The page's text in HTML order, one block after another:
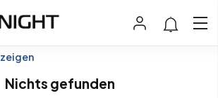
Nichts gefunden